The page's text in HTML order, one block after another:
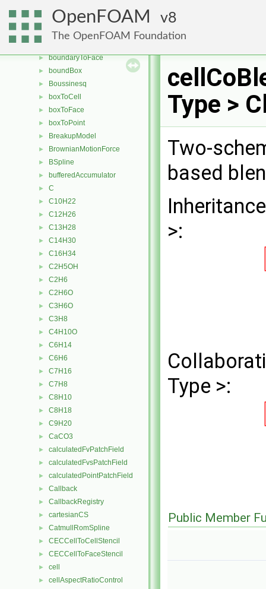
OpenFOAM 8
The OpenFOAM Foundation
► boundaryMesh
► boundaryPatch
►
► boundaryToFace
► boundBox
► Boussinesq
► boxToCell
► boxToFace
► boxToPoint
► BreakupModel
► BrownianMotionForce
► BSpline
► bufferedAccumulator
► C
► C10H22
► C12H26
► C13H28
► C14H30
► C16H34
► C2H5OH
► C2H6
► C2H6O
► C3H6O
► C3H8
► C4H10O
► C6H14
► C6H6
► C7H16
► C7H8
► C8H10
► C8H18
► C9H20
► CaCO3
► calculatedFvPatchField
► calculatedFvsPatchField
► calculatedPointPatchField
► Callback
► CallbackRegistry
► cartesianCS
► CatmullRomSpline
► CECCellToCellStencil
► CECCellToFaceStencil
► cell
► cellAspectRatioControl
Type >
Two-
based
>:
Type >:
Public Member